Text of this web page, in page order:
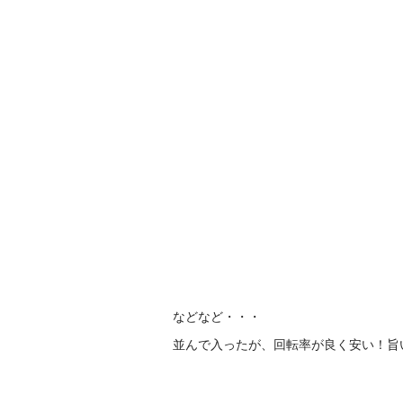
などなど・・・
並んで入ったが、回転率が良く安い！旨